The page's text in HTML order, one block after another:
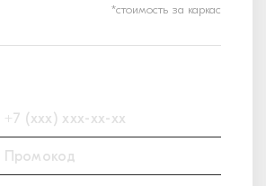
*стоимость за каркас